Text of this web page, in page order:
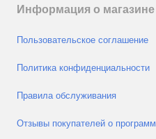
Информация о магазине
Пользовательское соглашение
Политика конфиденциальности
Правила обслуживания
Отзывы покупателей о